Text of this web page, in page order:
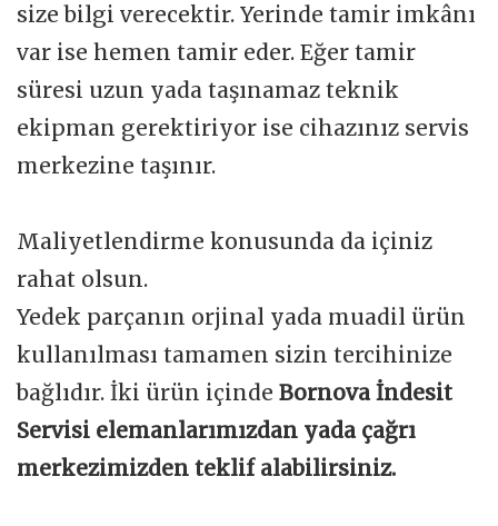
size bilgi verecektir. Yerinde tamir imkânı
var ise hemen tamir eder. Eğer tamir
süresi uzun yada taşınamaz teknik
ekipman gerektiriyor ise cihazınız servis
merkezine taşınır.
Maliyetlendirme konusunda da içiniz
rahat olsun.
Yedek parçanın orjinal yada muadil ürün
kullanılması tamamen sizin tercihinize
bağlıdır. İki ürün içinde Bornova İndesit
Servisi elemanlarımızdan yada çağrı
merkezimizden teklif alabilirsiniz.